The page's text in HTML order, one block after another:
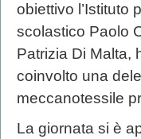
obiettivo l’Istituto
scolastico Paolo
Patrizia Di Malta,
coinvolto una
meccanotessile
La giornata si è